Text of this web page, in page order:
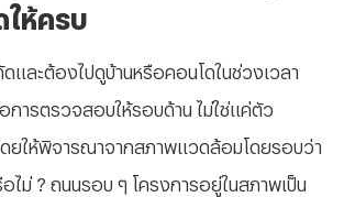
ให้ครบ
และต้องไปดูบ้านหรือคอนโดในช่วงเวลา
ารตรวจสอบให้รอบด้าน ไม่ใช่แค่ตัว
ดยให้พิจารณาจากสภาพแวดล้อมโดยรอบว่า
ไม่ ? ถนนรอบ ๆ โครงการอยู่ในสภาพเป็น